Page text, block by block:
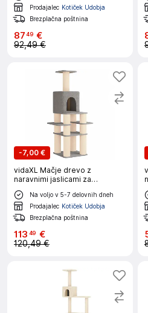
Prodajalec Kotiček Udobja
Brezplačna poštnina
8749 €
92,49 €
-7,00 €
vidaXL Mačje drevo z
naravnimi jaslicami za
praskanje Svetlo siva
Na voljo v 5-7 delovnih dneh
Prodajalec Kotiček Udobja
Brezplačna poštnina
113 49 €
120,49 €